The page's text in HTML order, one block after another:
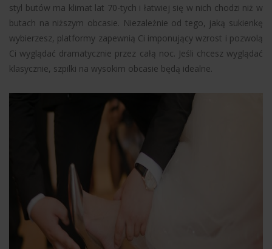
styl butów ma klimat lat 70-tych i łatwiej się w nich chodzi niż w
butach na niższym obcasie. Niezależnie od tego, jaką sukienkę
wybierzesz, platformy zapewnią Ci imponujący wzrost i pozwolą
Ci wyglądać dramatycznie przez całą noc. Jeśli chcesz wyglądać
klasycznie, szpilki na wysokim obcasie będą idealne.